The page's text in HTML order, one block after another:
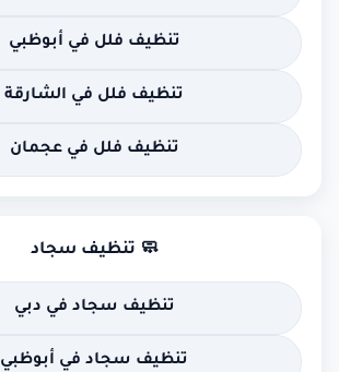
تنظيف فلل في أبوظبي
تنظيف فلل في الشارقة
تنظيف فلل في عجمان
🧼 تنظيف سجاد
تنظيف سجاد في دبي
تنظيف سجاد في أبوظبي